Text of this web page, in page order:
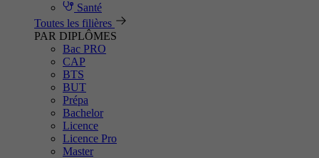
Santé
Toutes les filières
PAR DIPLÔMES
Bac PRO
CAP
BTS
BUT
Prépa
Bachelor
Licence
Licence Pro
Master